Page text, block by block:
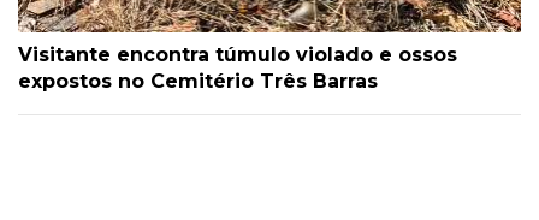
Visitante encontra túmulo violado e ossos
expostos no Cemitério Três Barras